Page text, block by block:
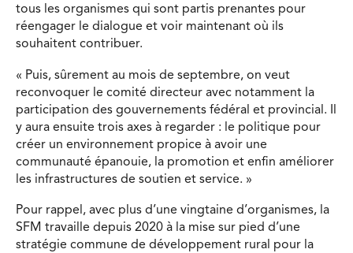
tous les organismes qui sont partis prenantes pour
réengager le dialogue et voir maintenant où ils
souhaitent contribuer.
« Puis, sûrement au mois de septembre, on veut
reconvoquer le comité directeur avec notamment la
participation des gouvernements fédéral et provincial. Il
y aura ensuite trois axes à regarder : le politique pour
créer un environnement propice à avoir une
communauté épanouie, la promotion et enfin améliorer
les infrastructures de soutien et service. »
Pour rappel, avec plus d’une vingtaine d’organismes, la
SFM travaille depuis 2020 à la mise sur pied d’une
stratégie commune de développement rural pour la